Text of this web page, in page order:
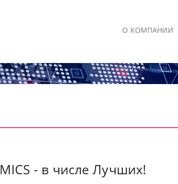
О КОМПАНИИ
MICS - в числе Лучших!